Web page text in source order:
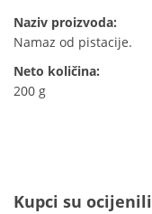
Naziv proizvoda:
Namaz od pistacije.
Neto količina:
200 g
Kupci su ocijenili